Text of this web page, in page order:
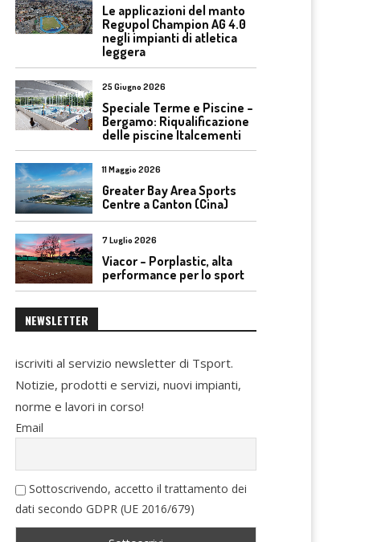
Le applicazioni del manto
Regupol Champion AG 4.0
negli impianti di atletica
leggera
25 Giugno 2026
Speciale Terme e Piscine –
Bergamo: Riqualificazione
delle piscine Italcementi
11 Maggio 2026
Greater Bay Area Sports
Centre a Canton (Cina)
7 Luglio 2026
Viacor – Porplastic, alta
performance per lo sport
NEWSLETTER
iscriviti al servizio newsletter di Tsport.
Notizie, prodotti e servizi, nuovi impianti,
norme e lavori in corso!
Email
Sottoscrivendo, accetto il trattamento dei
dati secondo GDPR (UE 2016/679)